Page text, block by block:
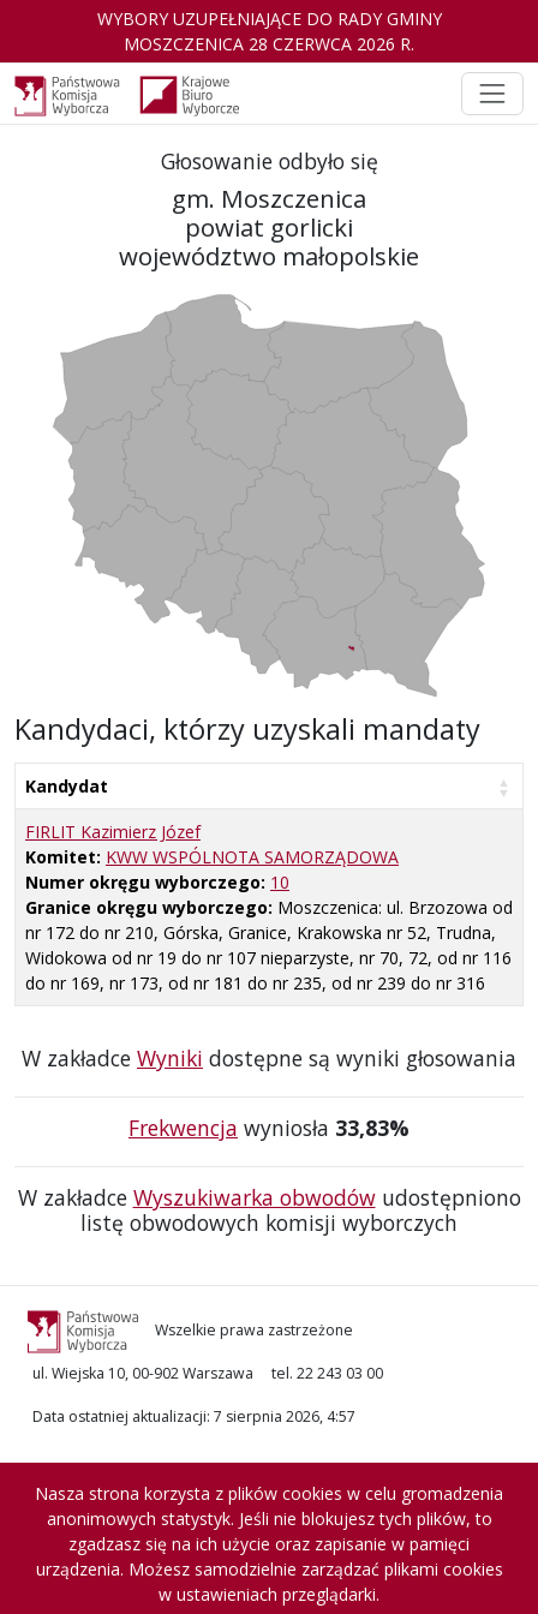
WYBORY UZUPEŁNIAJĄCE DO RADY GMINY
MOSZCZENICA 28 CZERWCA 2026 R.
Głosowanie odbyło się
gm. Moszczenica
powiat gorlicki
województwo małopolskie
Kandydaci, którzy uzyskali mandaty
Kandydat
FIRLIT Kazimierz Józef
Komitet: KWW WSPÓLNOTA SAMORZĄDOWA
Numer okręgu wyborczego: 10
Granice okręgu wyborczego: Moszczenica: ul. Brzozowa od
nr 172 do nr 210, Górska, Granice, Krakowska nr 52, Trudna,
Widokowa od nr 19 do nr 107 nieparzyste, nr 70, 72, od nr 116
do nr 169, nr 173, od nr 181 do nr 235, od nr 239 do nr 316
W zakładce Wyniki dostępne są wyniki głosowania
Frekwencja wyniosła 33,83%
W zakładce Wyszukiwarka obwodów udostępniono
listę obwodowych komisji wyborczych
Wszelkie prawa zastrzeżone
ul. Wiejska 10, 00-902 Warszawa tel. 22 243 03 00
Data ostatniej aktualizacji: 7 sierpnia 2026, 4:57
Nasza strona korzysta z plików cookies w celu gromadzenia
anonimowych statystyk. Jeśli nie blokujesz tych plików, to
zgadzasz się na ich użycie oraz zapisanie w pamięci
urządzenia. Możesz samodzielnie zarządzać plikami cookies
w ustawieniach przeglądarki.